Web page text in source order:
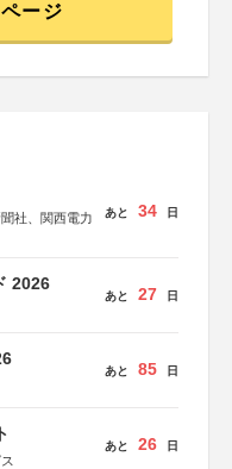
ージ
社、関西電力
あと 34 日
2026
あと 27 日
あと 85 日
あと 26 日